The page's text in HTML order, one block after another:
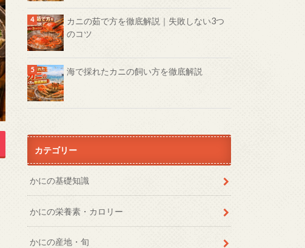
カニの茹で方を徹底解説｜失敗しない3つ
のコツ
海で採れたカニの飼い方を徹底解説
カテゴリー
かにの基礎知識
かにの栄養素・カロリー
かにの産地・旬